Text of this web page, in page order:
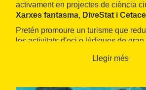
activament en projectes de ciència
Xarxes fantasma, DiveStat i
Pretén promoure un turisme que
les activitats d'oci o lúdiques de
amb l'entorn a on es realitza.
Llegir més